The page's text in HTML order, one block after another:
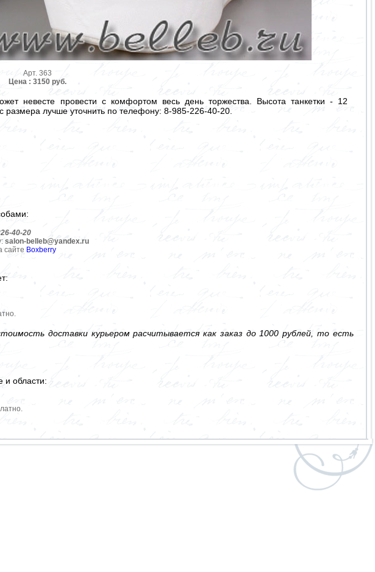
Арт. 363
Цена : 3150 руб.
невесте провести с комфортом весь день торжества. Высота танкетки - 12
лучше уточнить по телефону: 8-985-226-40-20.
40-20
salon-belleb@yandex.ru
сайте Boxberry
доставки курьером расчитывается как заказ до 1000 рублей, то есть
и области: